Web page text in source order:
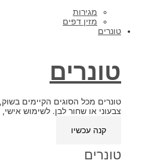
מגירות
מזין דפים
טונרים
טונרים
טונרים מכל הסוגים הקיימים
צבעוני או שחור לבן. לשימוש
קנה עכשיו
טונרים